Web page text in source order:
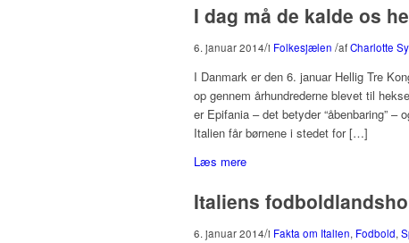
I dag må de kalde os
6. januar 2014/i Folkesjælen /afCharlotte
I Danmark er den 6. januar Hellig Tre
op gennem århundrederne blevet til
er Epifania – det betyder “åbenbaring”
Italien får børnene i stedet for […]
Læs mere
Italiens
6. januar 2014/i Fakta om Italien, Fodbold,